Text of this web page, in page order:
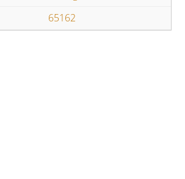
65162